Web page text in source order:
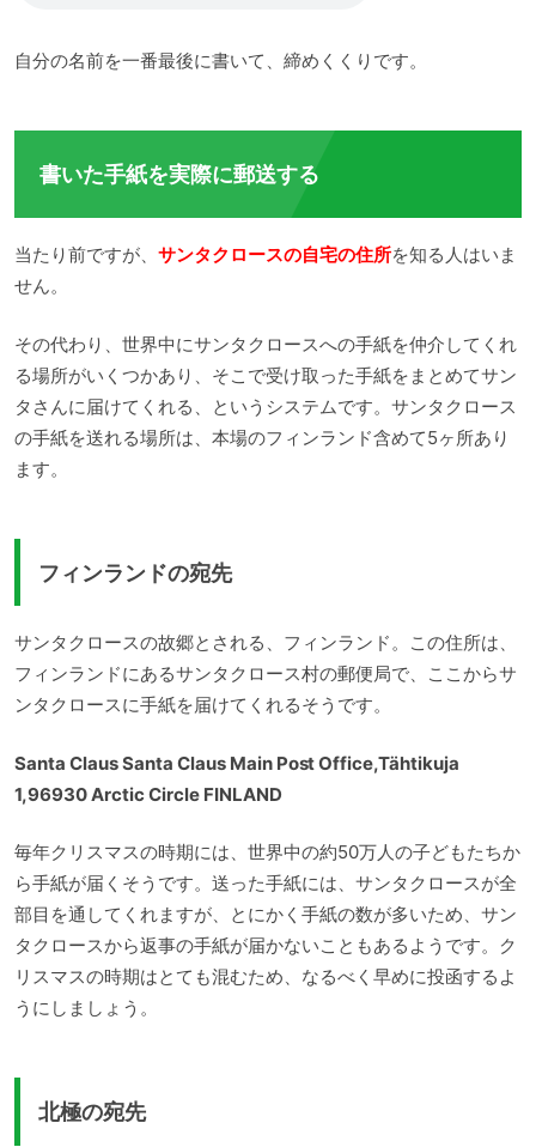
自分の名前を一番最後に書いて、締めくくりです。
書いた手紙を実際に郵送する
当たり前ですが、 サンタクロースの自宅の住所を知る人はいま
せん。
その代わり、世界中にサンタクロースへの手紙を仲介してくれ
る場所がいくつかあり、そこで受け取った手紙をまとめてサン
タさんに届けてくれる、というシステムです。サンタクロース
の手紙を送れる場所は、本場のフィンランド含めて5ヶ所あり
ます。
フィンランドの宛先
サンタクロースの故郷とされる、フィンランド。この住所は、
フィンランドにあるサンタクロース村の郵便局で、ここからサ
ンタクロースに手紙を届けてくれるそうです。
Santa Claus Santa Claus Main Post Office,Tähtikuja
1,96930 Arctic Circle FINLAND
毎年クリスマスの時期には、世界中の約50万人の子どもたちか
ら手紙が届くそうです。送った手紙には、サンタクロースが全
部目を通してくれますが、とにかく手紙の数が多いため、サン
タクロースから返事の手紙が届かないこともあるようです。ク
リスマスの時期はとても混むため、なるべく早めに投函するよ
うにしましょう。
北極の宛先